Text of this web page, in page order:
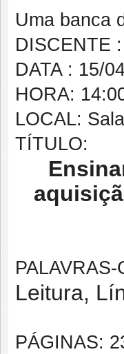
Uma banca
DISCENTE
DATA : 15/
HORA:
LOCAL:
TÍTULO:
PALAVRAS-
Leitura,
PÁGINAS: